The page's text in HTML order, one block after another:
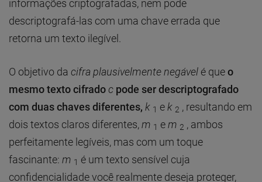
informações criptografadas, nem pode
descriptografá-las com uma chave errada que
retorna um texto ilegível.
O objetivo da cifra plausivelmente negável é queo
mesmo texto cifradoc pode ser descriptografado
com duas chaves diferentes, k 1 ek 2 , resultando em
dois textos claros diferentes,m 1 em 2 , ambos
perfeitamente legíveis, mas com um toque
fascinante: m 1 é um texto sensível cuja
confidencialidade você realmente deseja proteger,